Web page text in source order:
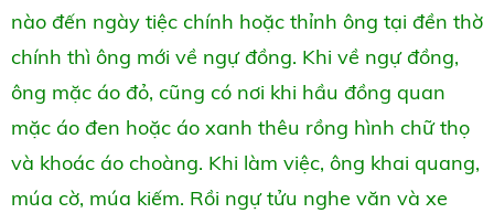
nào đến ngày tiệc chính hoặc thỉnh ông tại đền thờ
chính thì ông mới về ngự đồng. Khi về ngự đồng,
ông mặc áo đỏ, cũng có nơi khi hầu đồng quan
mặc áo đen hoặc áo xanh thêu rồng hình chữ thọ
và khoác áo choàng. Khi làm việc, ông khai quang,
múa cờ, múa kiếm. Rồi ngự tửu nghe văn và xe